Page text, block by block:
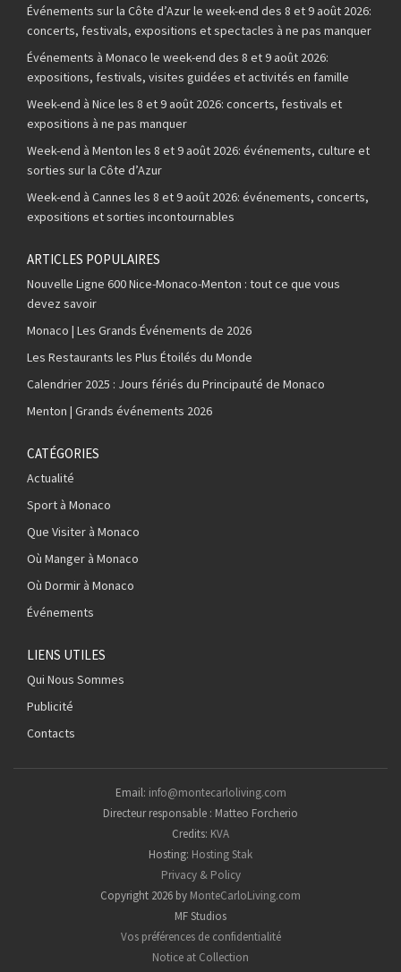
Événements sur la Côte d’Azur le week-end des 8 et 9 août 2026:
concerts, festivals, expositions et spectacles à ne pas manquer
Événements à Monaco le week-end des 8 et 9 août 2026:
expositions, festivals, visites guidées et activités en famille
Week-end à Nice les 8 et 9 août 2026: concerts, festivals et
expositions à ne pas manquer
Week-end à Menton les 8 et 9 août 2026: événements, culture et
sorties sur la Côte d’Azur
Week-end à Cannes les 8 et 9 août 2026: événements, concerts,
expositions et sorties incontournables
ARTICLES POPULAIRES
Nouvelle Ligne 600 Nice-Monaco-Menton : tout ce que vous
devez savoir
Monaco | Les Grands Événements de 2026
Les Restaurants les Plus Étoilés du Monde
Calendrier 2025 : Jours fériés du Principauté de Monaco
Menton | Grands événements 2026
CATÉGORIES
Actualité
Sport à Monaco
Que Visiter à Monaco
Où Manger à Monaco
Où Dormir à Monaco
Événements
LIENS UTILES
Qui Nous Sommes
Publicité
Contacts
Email: info@montecarloliving.com
Directeur responsable : Matteo Forcherio
Credits: KVA
Hosting: Hosting Stak
Privacy & Policy
Copyright 2026 by MonteCarloLiving.com
MF Studios
Vos préférences de confidentialité
Notice at Collection